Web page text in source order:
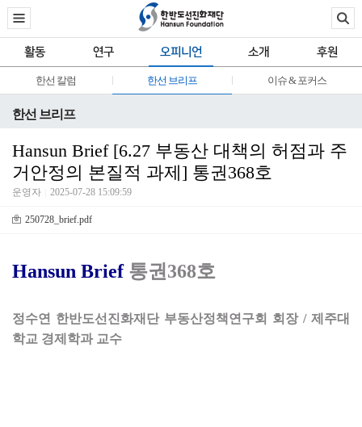
활동 연구 오피니언 소개 후원
한선 칼럼 한선 브리프 이슈 & 포커스
한선 브리프
Hansun Brief [6.27 부동산 대책의 허점과 주
거안정의 본질적 과제] 통권368호
운영자 2025-07-28 15:09:59
250728_brief.pdf
Hansun Brief 통권368호
정수연 한반도선진화재단 부동산정책연구회 회장 / 제주대
학교 경제학과 교수